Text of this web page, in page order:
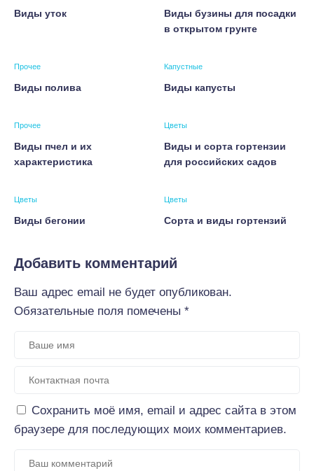
Виды уток
Виды бузины для посадки
в открытом грунте
Прочее
Виды полива
Капустные
Виды капусты
Прочее
Виды пчел и их
характеристика
Цветы
Виды и сорта гортензии
для российских садов
Цветы
Виды бегонии
Цветы
Сорта и виды гортензий
Добавить комментарий
Ваш адрес email не будет опубликован.
Обязательные поля помечены *
Сохранить моё имя, email и адрес сайта в этом
браузере для последующих моих комментариев.